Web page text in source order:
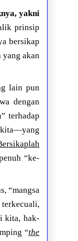
yakni
prinsip
bersikap
yang akan
lain pun
dengan
terhadap
kita—yang
“ke-
“mangsa
kita, hak-
“the